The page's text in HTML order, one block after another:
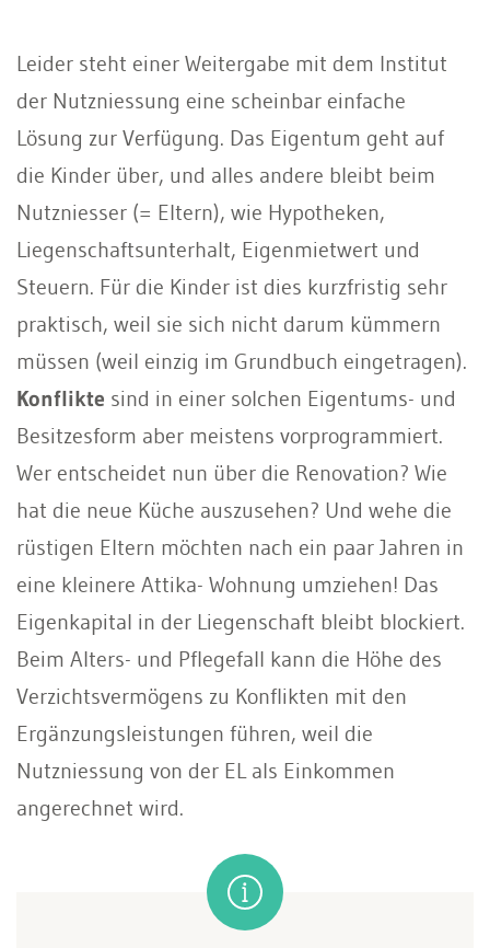
Leider steht einer Weitergabe mit dem Institut
der Nutzniessung eine scheinbar einfache
Lösung zur Verfügung. Das Eigentum geht auf
die Kinder über, und alles andere bleibt beim
Nutzniesser (= Eltern), wie Hypotheken,
Liegenschaftsunterhalt, Eigenmietwert und
Steuern. Für die Kinder ist dies kurzfristig sehr
praktisch, weil sie sich nicht darum kümmern
müssen (weil einzig im Grundbuch eingetragen).
Konflikte sind in einer solchen Eigentums- und
Besitzesform aber meistens vorprogrammiert.
Wer entscheidet nun über die Renovation? Wie
hat die neue Küche auszusehen? Und wehe die
rüstigen Eltern möchten nach ein paar Jahren in
eine kleinere Attika- Wohnung umziehen! Das
Eigenkapital in der Liegenschaft bleibt blockiert.
Beim Alters- und Pflegefall kann die Höhe des
Verzichtsvermögens zu Konflikten mit den
Ergänzungsleistungen führen, weil die
Nutzniessung von der EL als Einkommen
angerechnet wird.